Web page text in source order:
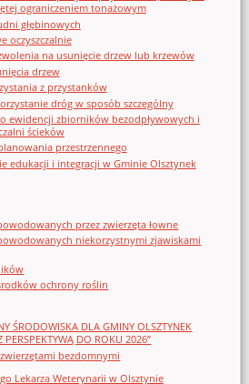
ograniczeniem tonażowym
głębinowych
oczyszczalnie
na usunięcie drzew lub krzewów
drzew
z przystanków
dróg w sposób szczególny
ewidencji zbiorników bezodpływowych i
ścieków
przestrzennego
edukacji i integracji w Gminie Olsztynek
przez zwierzęta łowne
niekorzystnymi zjawiskami
ochrony roślin
ŚRODOWISKA DLA GMINY OLSZTYNEK
DO ROKU 2026”
bezdomnymi
Lekarza Weterynarii w Olsztynie